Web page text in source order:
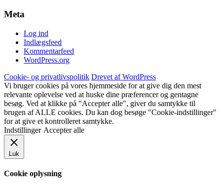
Meta
Log ind
Indlægsfeed
Kommentarfeed
WordPress.org
Cookie- og privatlivspolitik Drevet af WordPress
Vi bruger cookies på vores hjemmeside for at give dig den mest
relevante oplevelse ved at huske dine præferencer og gentagne
besøg. Ved at klikke på "Accepter alle", giver du samtykke til
brugen af ALLE cookies. Du kan dog besøge "Cookie-indstillinger"
for at give et kontrolleret samtykke.
Indstillinger Accepter alle
Luk
Cookie oplysning